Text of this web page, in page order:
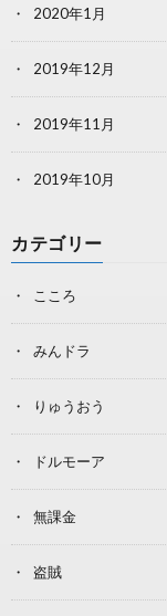
2020年1月
2019年12月
2019年11月
2019年10月
カテゴリー
こころ
みんドラ
りゅうおう
ドルモーア
無課金
盗賊